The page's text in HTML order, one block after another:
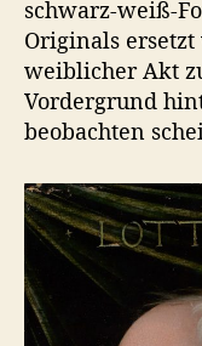
schwarz-weiß-
Originals
weiblicher Akt
Vordergrund
beobachten